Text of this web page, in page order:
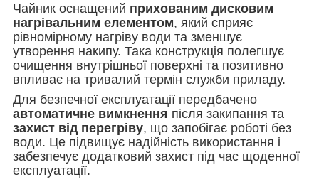
Чайник оснащений прихованим дисковим
нагрівальним елементом, який сприяє
рівномірному нагріву води та зменшує
утворення накипу. Така конструкція полегшує
очищення внутрішньої поверхні та позитивно
впливає на тривалий термін служби приладу.
Для безпечної експлуатації передбачено
автоматичне вимкнення після закипання та
захист від перегріву, що запобігає роботі без
води. Це підвищує надійність використання і
забезпечує додатковий захист під час щоденної
експлуатації.